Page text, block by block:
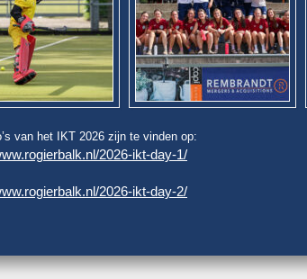
van het IKT 2026 zijn te vinden op:
2026-ikt-day-1/
2026-ikt-day-2/